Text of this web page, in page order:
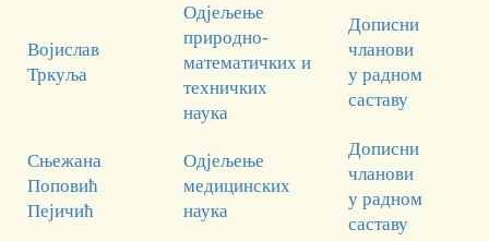
Војислав
Тркуља
Одјељење
природно-
математичких и
техничких
наука
Дописни
чланови
у радном
саставу
Сњежана
Поповић
Пејичић
Одјељење
медицинских
наука
Дописни
чланови
у радном
саставу